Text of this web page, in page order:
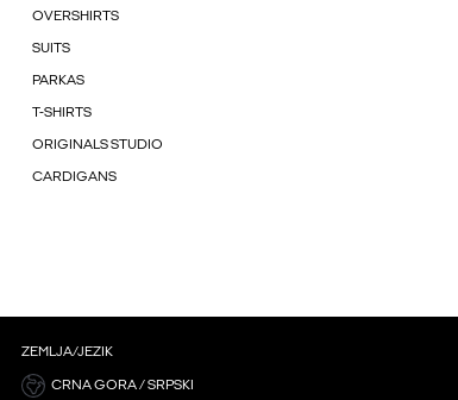
OVERSHIRTS
SUITS
PARKAS
T-SHIRTS
ORIGINALS STUDIO
CARDIGANS
ZEMLJA/JEZIK
CRNA GORA / SRPSKI